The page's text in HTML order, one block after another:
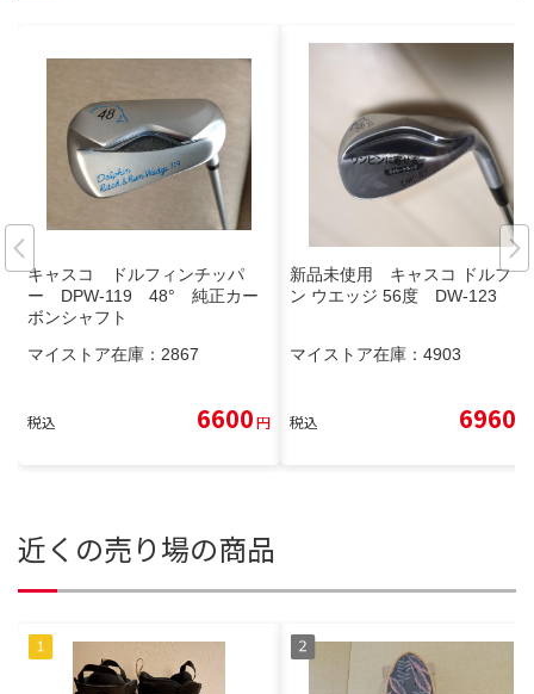
キャスコ ドルフィンチッパ
ー DPW-119 48° 純正カー
ボンシャフト
マイストア在庫： 2867
税込 6600円
新品未使用 キャスコ ドルフィ
ン ウエッジ 56度 DW-123
マイストア在庫： 4903
税込 6960
近くの売り場の商品